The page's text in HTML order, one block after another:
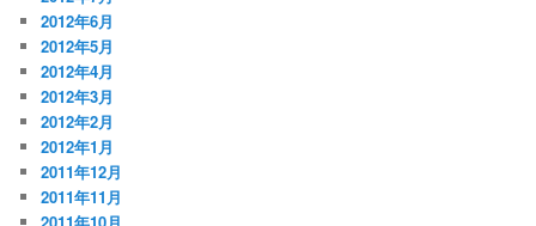
2012年6月
2012年5月
2012年4月
2012年3月
2012年2月
2012年1月
2011年12月
2011年11月